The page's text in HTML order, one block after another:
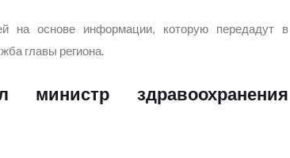
на основе информации, которую передадут в
главы региона.
министр здравоохранения